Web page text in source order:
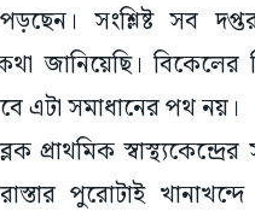
সংশ্লিষ্ট সব
জানিয়েছি। বিকেলের
এটা সমাধানের পথ নয়।
প্রাথমিক
পুরোটাই